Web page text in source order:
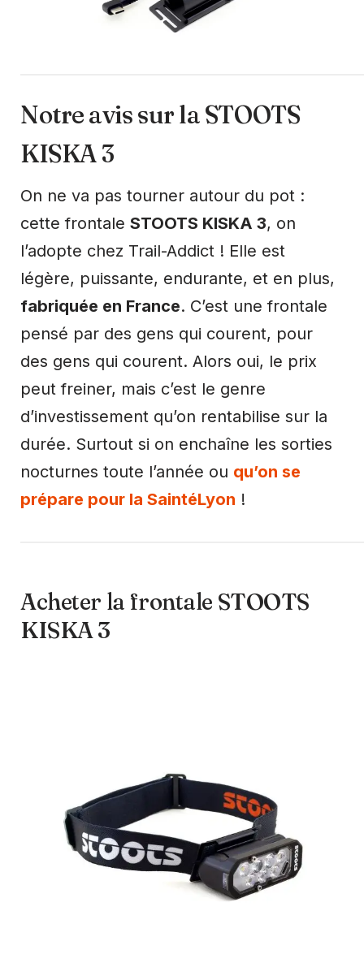
Notre avis sur la STOOTS
KISKA 3
On ne va pas tourner autour du pot :
cette frontale STOOTS KISKA 3, on
l’adopte chez Trail-Addict ! Elle est
légère, puissante, endurante, et en plus,
fabriquée en France. C’est une frontale
pensé par des gens qui courent, pour
des gens qui courent. Alors oui, le prix
peut freiner, mais c’est le genre
d’investissement qu’on rentabilise sur la
durée. Surtout si on enchaîne les sorties
nocturnes toute l’année ou qu’on se
prépare pour la SaintéLyon !
Acheter la frontale STOOTS
KISKA 3